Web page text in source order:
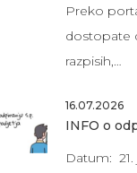
Preko
dostopate
razpisih,…
16.07.2026
INFO o
Datum: